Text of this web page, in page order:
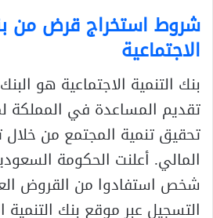
شروط استخراج قرض من
الاجتماعية
بنك التنمية الاجتماعية هو
تقديم المساعدة في
تحقيق تنمية المجتمع من خلال
المالي. أعلنت الحكومة
شخص استفادوا من القروض
التسجيل عبر موقع بنك